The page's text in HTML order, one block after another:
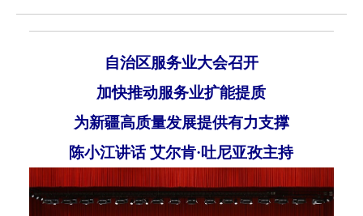
自治区服务业大会召开
加快推动服务业扩能提质
为新疆高质量发展提供有力支撑
陈小江讲话 艾尔肯·吐尼亚孜主持